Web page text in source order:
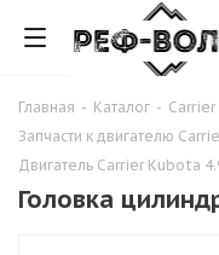
Главная - Каталог -
Запчасти к двигателю
Двигатель Carrier Kubota
Головка